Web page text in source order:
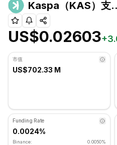
Kaspa（
US$0.02603+
市值
US$702.33 M
Funding Rate
0.0024%
Binance:
0.0050%